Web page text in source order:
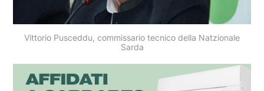
Vittorio Pusceddu, commissario tecnico della Natzionale
Sarda